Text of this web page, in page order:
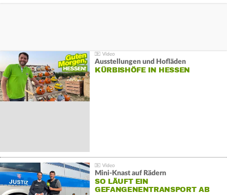
Ausstellungen und Hofläden
KÜRBISHÖFE IN HESSEN
Mini-Knast auf Rädern
SO LÄUFT EIN
GEFANGENENTRANSPORT AB